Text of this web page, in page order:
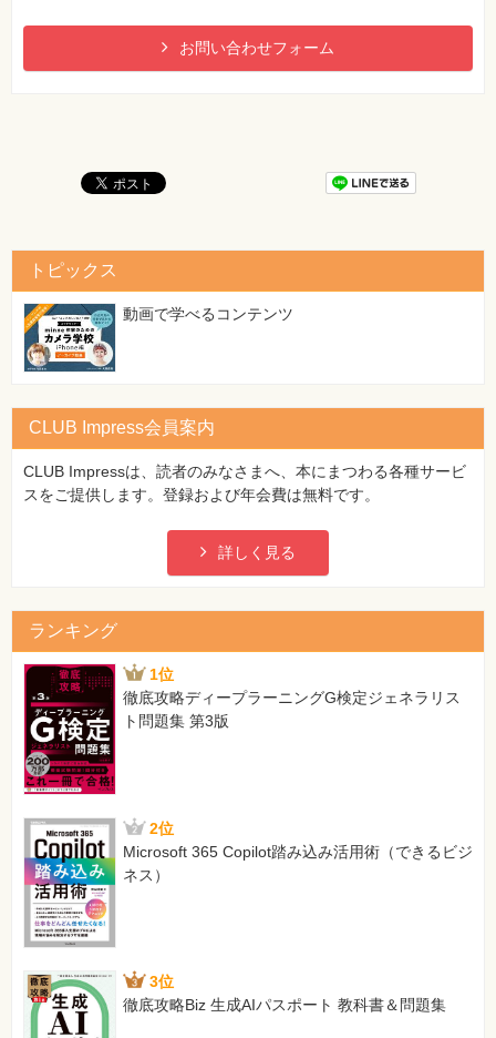
レッスン39 投稿する文字の書式を変更するには ＜ビジュア
レッスン40 記事に写真を挿入するには ＜メディアを追加＞
レッスン43 公開日時を決めて記事を公開するには ＜予約投
＜hpb pad for WordPress＞
この章のまとめ
第7章 WordPressの便利な機能を使おう
WordPressの便利な機能＞
レッスン47 さまざまな情報を表示させるには ＜サイドバー
レッスン48 ソーシャルネットワークと連携するには ＜ソー
シャルボタン設定＞
レッスン49 お問い合わせフォームを作成するには ＜フォー
レッスン50 閲覧者とコミュニケーションをとるには ＜コメ
レッスン51 新着コメントをメールで受信するには ＜WP
レッスン52 訪問者の情報を解析する準備をするには ＜かん
たんアクセス解析＞
レッスン53 訪問者の情報を解析するには ＜アクセス解析＞
レッスン54 ホームページのデータをバックアップするには
＜エクスポート＞
レッスン55 ホームページの画像をバックアップするには ＜
この章のまとめ
第8章 以前に作ったサイトと共存させよう
レッスン56 複数のサイトを共存させる方法を知ろう ＜複数
レッスン57 以前にホームページ・ビルダーで作成したサイ
トを開くには ＜サイトの新規作成＞
レッスン58 以前に作成したサイトと新しいサイトを2つとも
お問い合わせフォーム
トピックス
動画で学べるコンテンツ
CLUB Impress会員案内
CLUB Impressは、読者のみなさまへ、本にまつわる各種サービ
スをご提供します。登録および年会費は無料です。
詳しく見る
ランキング
1位
徹底攻略ディープラーニングG検定ジェネラリス
ト問題集 第3版
2位
Microsoft 365 Copilot踏み込み活用術（できるビジ
ネス）
3位
徹底攻略Biz 生成AIパスポート 教科書＆問題集